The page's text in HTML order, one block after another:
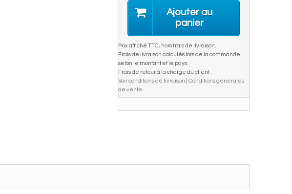
Ajouter au
panier
Prix affiché TTC, hors frais de livraison.
Frais de livraison calculés lors de la commande
selon le montant et le pays.
Frais de retour à la charge du client.
Voir conditions de livraison
Conditions générales
de vente